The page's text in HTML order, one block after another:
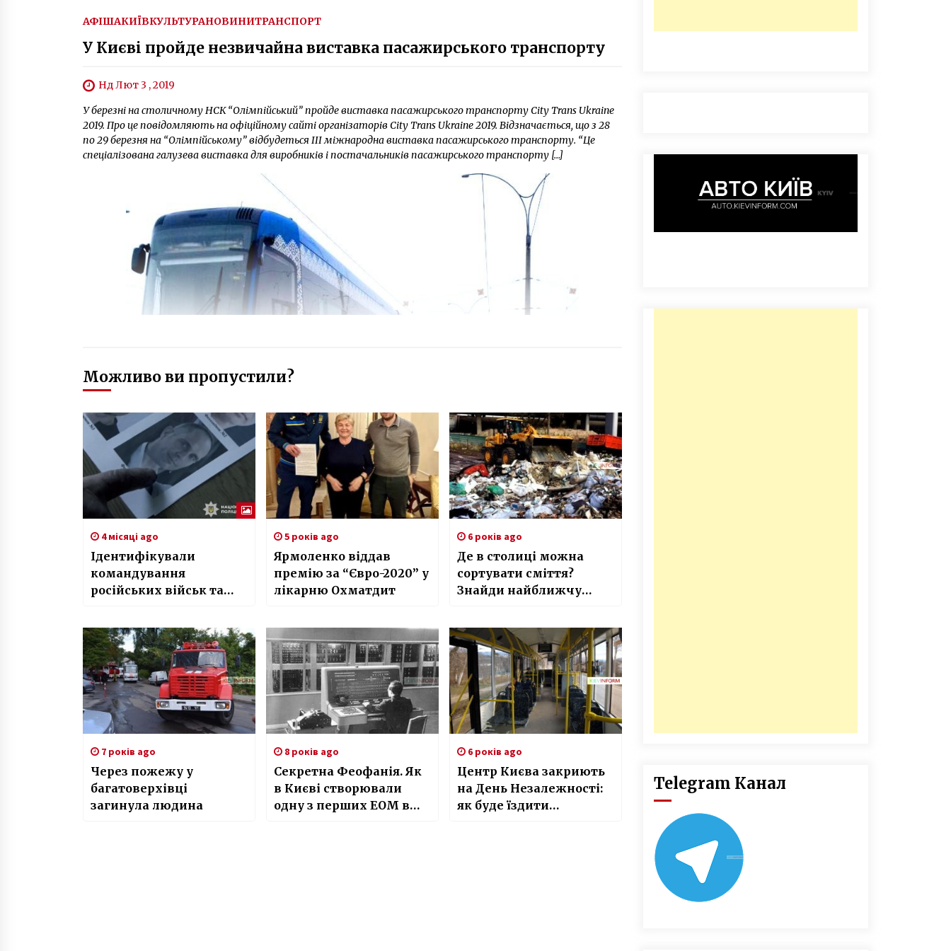
АФІШАКИЇВКУЛЬТУРАНОВИНИТРАНСПОРТ
У Києві пройде незвичайна виставка пасажирського транспорту
Нд Лют 3 , 2019
У березні на столичному НСК “Олімпійський” пройде виставка пасажирського транспорту City Trans Ukraine
2019. Про це повідомляють на офіційному сайті організаторів City Trans Ukraine 2019. Відзначається, що з 28
по 29 березня на “Олімпійському” відбудеться III міжнародна виставка пасажирського транспорту. “Це
спеціалізована галузева виставка для виробників і постачальників пасажирського транспорту […]
Можливо ви пропустили?
4 місяці ago
Ідентифікували
командування
російських військ та
катували мешканців
Київщини
5 років ago
Ярмоленко віддав
премію за “Євро-2020” у
лікарню Охматдит
6 років ago
Де в столицi можна
сортувати смiття?
Знайди найближчу
7 років ago
Через пожежу у
багатоверхівці
загинула людина
8 років ago
Секретна Феофанія. Як
в Києві створювали
одну з перших ЕОМ в
6 років ago
Центр Києва закриють
на День Незалежності:
як буде їздити
Telegram Канал